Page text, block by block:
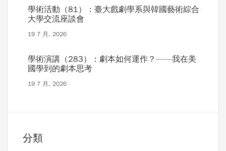
學術活動（81）：臺大戲劇學系與韓國藝術綜合
大學交流座談會
19 7 月, 2026
學術演講（283）：劇本如何運作？——我在美
國學到的劇本思考
19 7 月, 2026
分類